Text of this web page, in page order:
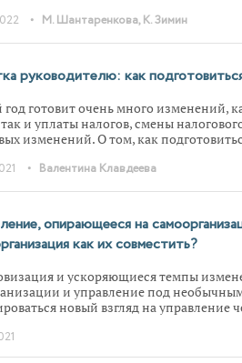
на краткосрочных задачах,
кризис далеко не уникален. Такой
кризисы прошлого и чему может
• М. Шантаренкова, К. Зимин
руководителю: как
готовит очень много изменений,
так и уплаты налогов, смены
изменений. О том, как
• Валентина Клавдеева
опирающееся на
как их совместить?
и ускоряющиеся темпы
и управление под
новый взгляд на управление
во всей неживой и живой
соотносится с